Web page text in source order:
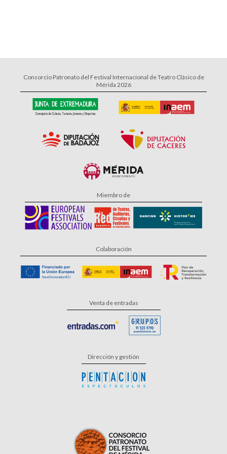
Consorcio Patronato del Festival Internacional de Teatro Clásico de
Mérida 2026
Miembro de
Colaboración
Venta de entradas
Dirección y gestión